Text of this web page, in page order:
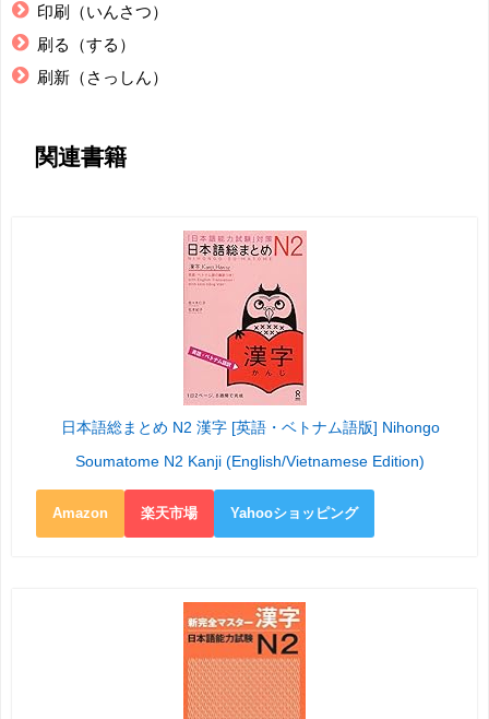
印刷（いんさつ）
刷る（する）
刷新（さっしん）
関連書籍
日本語総まとめ N2 漢字 [英語・ベトナム語版] Nihongo
Soumatome N2 Kanji (English/Vietnamese Edition)
Amazon 楽天市場 Yahooショッピング